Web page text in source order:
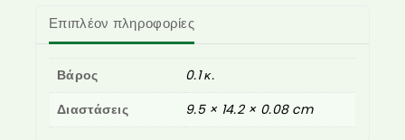
Επιπλέον πληροφορίες
Βάρος
0.1 κ.
Διαστάσεις
9.5 × 14.2 × 0.08 cm